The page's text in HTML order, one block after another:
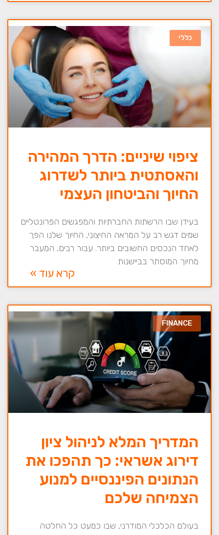
כללי
ציפוי שיניים: הדרך המהירה
והאסתטית ביותר לשדרוג
החיוך והביטחון העצמי
בעידן שבו הרשתות החברתיות והמפגשים הפרונטליים
שמים דגש רב על המראה החיצוני, החיוך שלנו הפך
לאחד הנכסים החשובים ביותר. עבור רבים, המעבר
מחיוך המוסתר בביישנות
קרא עוד »
FINANCE
המדריך המלא לניהול ציון
דירוג אשראי: כך תהפכו את
הנתונים הפיננסיים למנוע
הצמיחה שלכם
בעולם הכלכלי המודרני, שבו כמעט כל החלטה